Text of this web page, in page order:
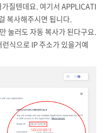
질텐데요. 여기서 APPLICATI
복사해주시면 됩니다.
눌러도 자동 복사가 된다구요.
식으로 IP 주소가 있을거예